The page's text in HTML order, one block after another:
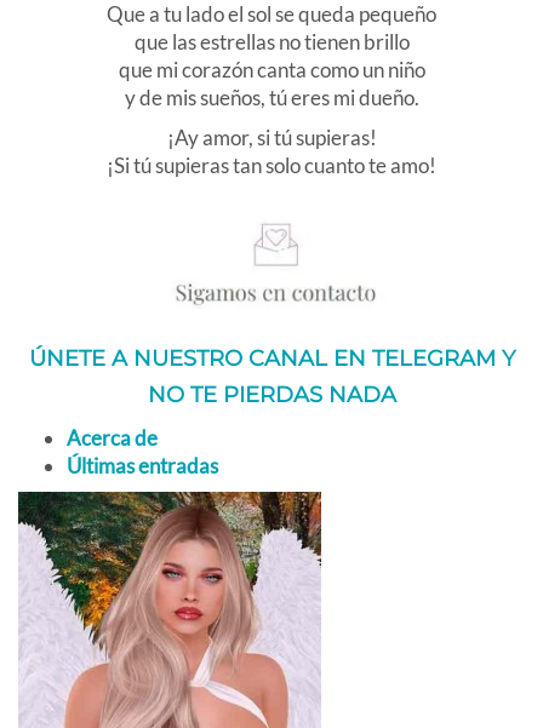
Que a tu lado el sol se queda pequeño
que las estrellas no tienen brillo
que mi corazón canta como un niño
y de mis sueños, tú eres mi dueño.
¡Ay amor, si tú supieras!
¡Si tú supieras tan solo cuanto te amo!
ÚNETE A NUESTRO CANAL EN TELEGRAM Y
NO TE PIERDAS NADA
Acerca de
Últimas entradas